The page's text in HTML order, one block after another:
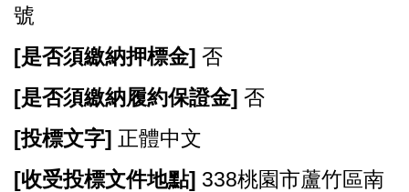
號
[是否須繳納押標金] 否
[是否須繳納履約保證金] 否
[投標文字] 正體中文
[收受投標文件地點] 338桃園市蘆竹區南